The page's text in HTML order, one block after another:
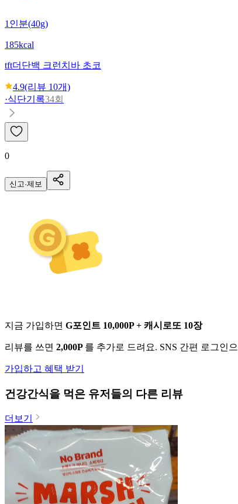
1인분(40g)
185kcal
tft더단백 크런치바 초코
4.9(리뷰 10개)
·식단기록34회
0
신고·제보
지금 가입하면 G포인트 10,000P + 캐시로또 10장
리뷰를 쓰면 2,000P 를 추가로 드려요. SNS 간편 로그인
가입하고 혜택 받기
건강간식을 먹은 유저들의 다른 리뷰
더보기